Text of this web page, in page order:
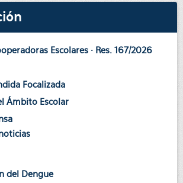
Escolares · Res. 167/2026
Focalizada
Ámbito Escolar
del Dengue